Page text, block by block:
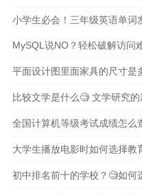
小学生必会！三年级英语单词
MySQL说NO？轻松破解访问
平面设计图里面家具的尺寸是
比较文学是什么🧐 文学研究
全国计算机等级考试成绩怎么
大学生播放电影时如何选择教
初中排名前十的学校？🧐如何